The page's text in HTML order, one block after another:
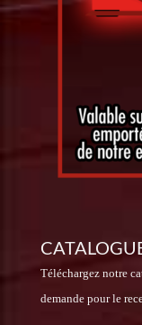
Téléchargez notre
demande pour le